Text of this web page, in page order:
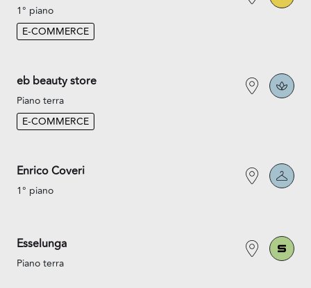
1° piano
E-COMMERCE
eb beauty store
Piano terra
E-COMMERCE
Enrico Coveri
1° piano
Esselunga
Piano terra